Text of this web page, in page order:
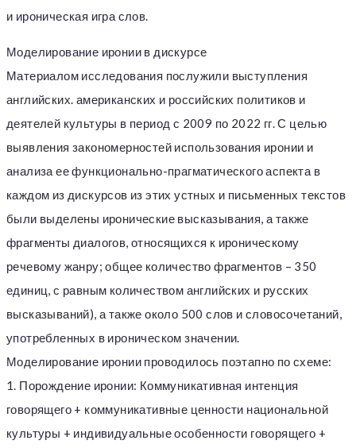
и ироническая игра слов.
Моделирование иронии в дискурсе
Материалом исследования послужили выступления
английских. американских и российских политиков и
деятелей культуры в период с 2009 по 2022 гг. С целью
выявления закономерностей использования иронии и
анализа ее функционально-прагматического аспекта в
каждом из дискурсов из этих устных и письменных текстов
были выделены иронические высказывания, а также
фрагменты диалогов, относящихся к ироническому
речевому жанру; общее количество фрагментов – 350
единиц, с равным количеством английских и русских
высказываний), а также около 500 слов и словосочетаний,
употребленных в ироническом значении.
Моделирование иронии проводилось поэтапно по схеме:
1. Порождение иронии: Коммуникативная интенция
говорящего + коммуникативные ценности национальной
культуры + индивидуальные особенности говорящего +